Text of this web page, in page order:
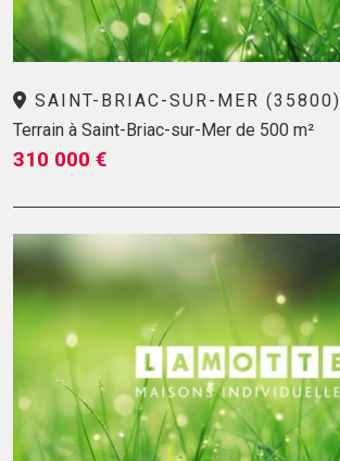
SAINT-BRIAC-SUR-MER (35800)
Terrain à Saint-Briac-sur-Mer de 500 m²
310 000 €